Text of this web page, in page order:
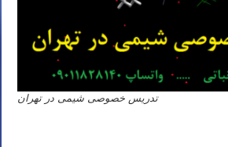
تدریس خصوصی شیمی در تهران